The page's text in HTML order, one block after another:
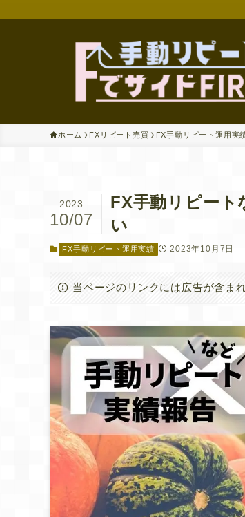
ホーム FXリピート売買 FX手動リピート運用実
FX手動リピート
い
2023
10/07
FX手動リピート運用実績 2023年10月7日
当ページのリンクには広告が含ま